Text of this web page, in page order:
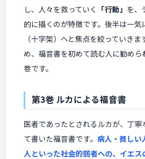
し、人々を救っていく
「行動」 を、
的に描くのが特徴です。後半は一気
（十字架）へと焦点を絞っていきま
め、福音書を初めて読む人に勧めら
巻です。
第3巻 ルカによる福音書
医者であったとされるルカが、丁寧
て書いた福音書です。 病人・貧しい
人といった社会的弱者への、イエ